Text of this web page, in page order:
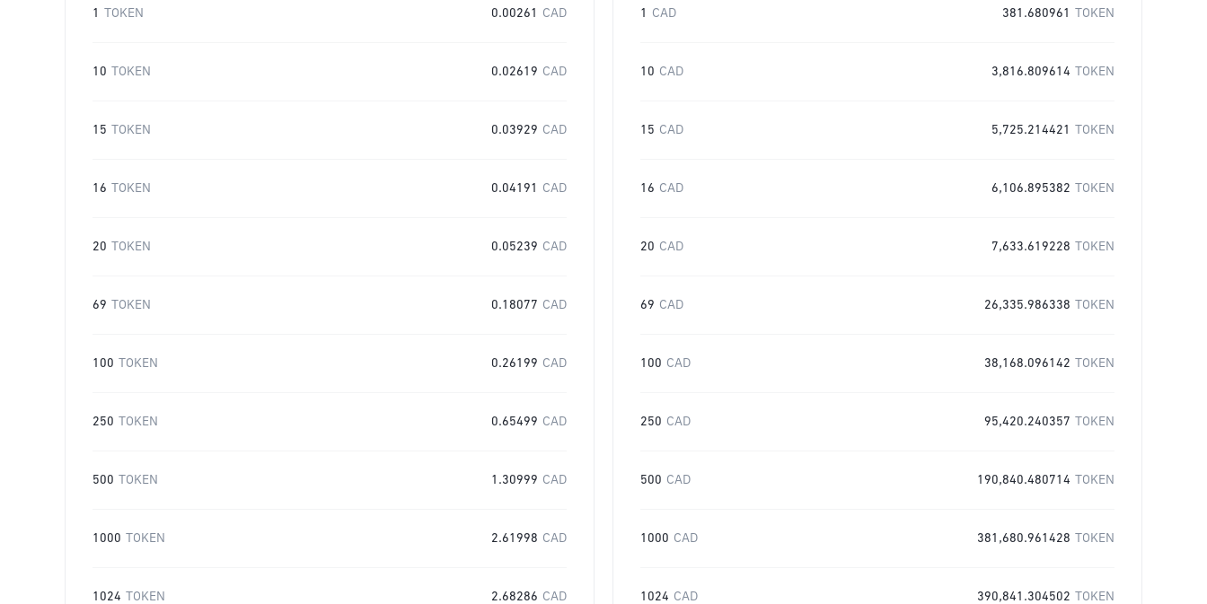
1 TOKEN 0.00261 CAD
10 TOKEN 0.02619 CAD
15 TOKEN 0.03929 CAD
16 TOKEN 0.04191 CAD
20 TOKEN 0.05239 CAD
69 TOKEN 0.18077 CAD
100 TOKEN 0.26199 CAD
250 TOKEN 0.65499 CAD
500 TOKEN 1.30999 CAD
1000 TOKEN 2.61998 CAD
1024 TOKEN 2.68286 CAD
1 CAD 381.680961 TOKEN
10 CAD 3,816.809614 TOKEN
15 CAD 5,725.214421 TOKEN
16 CAD 6,106.895382 TOKEN
20 CAD 7,633.619228 TOKEN
69 CAD 26,335.986338 TOKEN
100 CAD 38,168.096142 TOKEN
250 CAD 95,420.240357 TOKEN
500 CAD 190,840.480714 TOKEN
1000 CAD 381,680.961428 TOKEN
1024 CAD 390,841.304502 TOKEN